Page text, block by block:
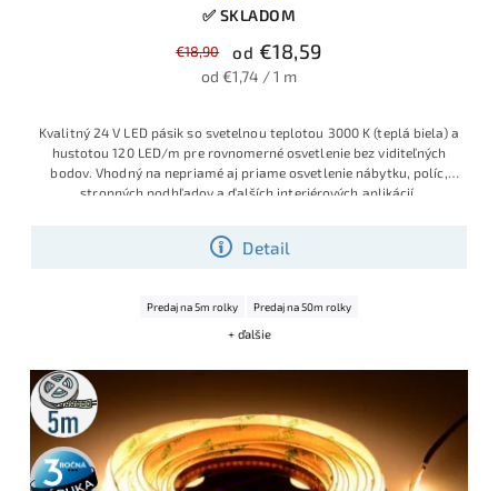
✅ SKLADOM
€18,90 od €18,59
od €1,74 / 1 m
Detail
Kvalitný 24 V LED pásik so svetelnou teplotou 3000 K (teplá biela) a
hustotou 120 LED/m pre rovnomerné osvetlenie bez viditeľných
bodov. Vhodný na nepriamé aj priame osvetlenie nábytku, políc,
stropných podhľadov a ďalších interiérových aplikácií.
Predaj na 5m rolky Predaj na 50m rolky
+ ďalšie
5m
rolka
3 roky
záruka